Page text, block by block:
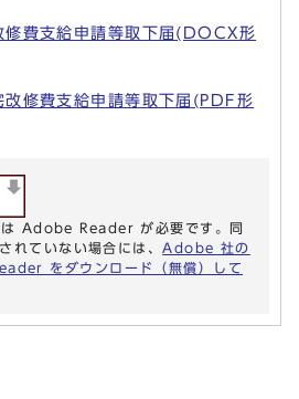
修費支給申請等取下届(DOCX形
改修費支給申請等取下届(PDF形
は Adobe Reader が必要です。同
れていない場合には、 Adobe 社の
をダウンロード（無償）して